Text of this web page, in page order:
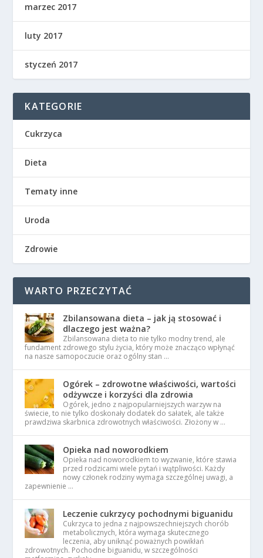
marzec 2017
luty 2017
styczeń 2017
KATEGORIE
Cukrzyca
Dieta
Tematy inne
Uroda
Zdrowie
WARTO PRZECZYTAĆ
Zbilansowana dieta – jak ją stosować i
dlaczego jest ważna?
Zbilansowana dieta to nie tylko modny trend, ale
fundament zdrowego stylu życia, który może znacząco wpłynąć
na nasze samopoczucie oraz ogólny stan …
Ogórek – zdrowotne właściwości, wartości
odżywcze i korzyści dla zdrowia
Ogórek, jedno z najpopularniejszych warzyw na
świecie, to nie tylko doskonały dodatek do sałatek, ale także
prawdziwa skarbnica zdrowotnych właściwości. Złożony w …
Opieka nad noworodkiem
Opieka nad noworodkiem to wyzwanie, które stawia
przed rodzicami wiele pytań i wątpliwości. Każdy
nowy członek rodziny wymaga szczególnej uwagi, a
zapewnienie …
Leczenie cukrzycy pochodnymi biguanidu
Cukrzyca to jedna z najpowszechniejszych chorób
metabolicznych, która wymaga skutecznego
leczenia, aby uniknąć poważnych powikłań
zdrowotnych. Pochodne biguanidu, w szczególności